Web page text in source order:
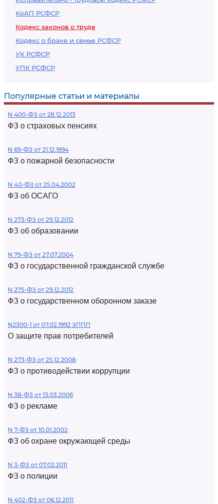
КоАП РСФСР
Кодекс законов о труде
Кодекс о браке и семье РСФСР
УК РСФСР
УПК РСФСР
Популярные статьи и материалы
N 400-ФЗ от 28.12.2013
ФЗ о страховых пенсиях
N 69-ФЗ от 21.12.1994
ФЗ о пожарной безопасности
N 40-ФЗ от 25.04.2002
ФЗ об ОСАГО
N 273-ФЗ от 29.12.2012
ФЗ об образовании
N 79-ФЗ от 27.07.2004
ФЗ о государственной гражданской службе
N 275-ФЗ от 29.12.2012
ФЗ о государственном оборонном заказе
N2300-1 от 07.02.1992 ЗППП
О защите прав потребителей
N 273-ФЗ от 25.12.2008
ФЗ о противодействии коррупции
N 38-ФЗ от 13.03.2006
ФЗ о рекламе
N 7-ФЗ от 10.01.2002
ФЗ об охране окружающей среды
N 3-ФЗ от 07.02.2011
ФЗ о полиции
N 402-ФЗ от 06.12.2011